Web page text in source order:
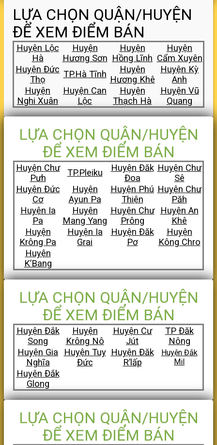
LỰA CHỌN QUẬN/HUYỆN
ĐỂ XEM ĐIỂM BÁN
Huyện Lộc
Hà
Huyện
Hương Sơn
Huyện
Hồng Lĩnh
Huyện
Cẩm Xuyên
Huyện Đức
Thọ
TP.Hà Tĩnh
Huyện
Hương Khê
Huyện Kỳ
Anh
Huyện
Nghi Xuân
Huyện Can
Lộc
Huyện
Thạch Hà
Huyện Vũ
Quang
LỰA CHỌN QUẬN/HUYỆN
ĐỂ XEM ĐIỂM BÁN
Huyện Chư
Pưh
TP.Pleiku
Huyện Đăk
Đoa
Huyện Chư
Sê
Huyện Đức
Cơ
Huyện
Ayun Pa
Huyện Phú
Thiện
Huyện Chư
Păh
Huyện Ia
Pa
Huyện
Mang Yang
Huyện Chư
Prông
Huyện An
Khê
Huyện
Krông Pa
Huyện Ia
Grai
Huyện Đăk
Pơ
Huyện
Kông Chro
Huyện
K’Bang
LỰA CHỌN QUẬN/HUYỆN
ĐỂ XEM ĐIỂM BÁN
Huyện Đắk
Song
Huyện
Krông Nô
Huyện Cư
Jút
TP Đăk
Nông
Huyện Gia
Nghĩa
Huyện Tuy
Đức
Huyện Đăk
R’lấp
Huyện Đắk
Mil
Huyện Đắk
Glong
LỰA CHỌN QUẬN/HUYỆN
ĐỂ XEM ĐIỂM BÁN